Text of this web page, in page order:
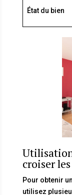
État du bien
croiser
Pour obtenir
utilisez